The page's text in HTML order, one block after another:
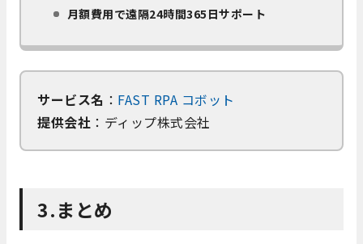
月額費用で遠隔24時間365日サポート
サービス名 ： FAST RPA コボット
提供会社 ：ディップ株式会社
3.まとめ